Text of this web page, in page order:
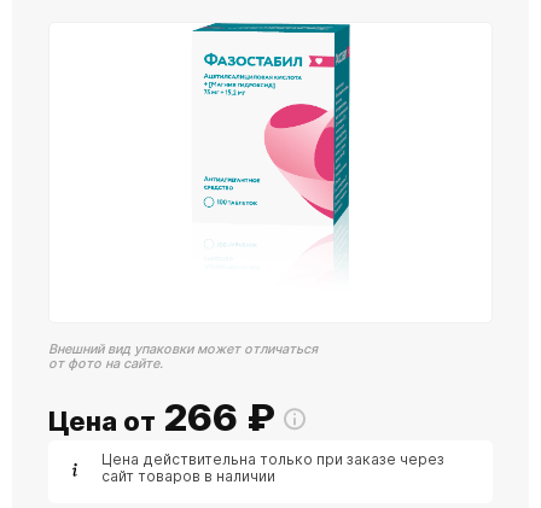
Внешний вид упаковки может отличаться
от фото на сайте.
Цена от 266 ₽
Цена действительна только при заказе через
сайт товаров в наличии